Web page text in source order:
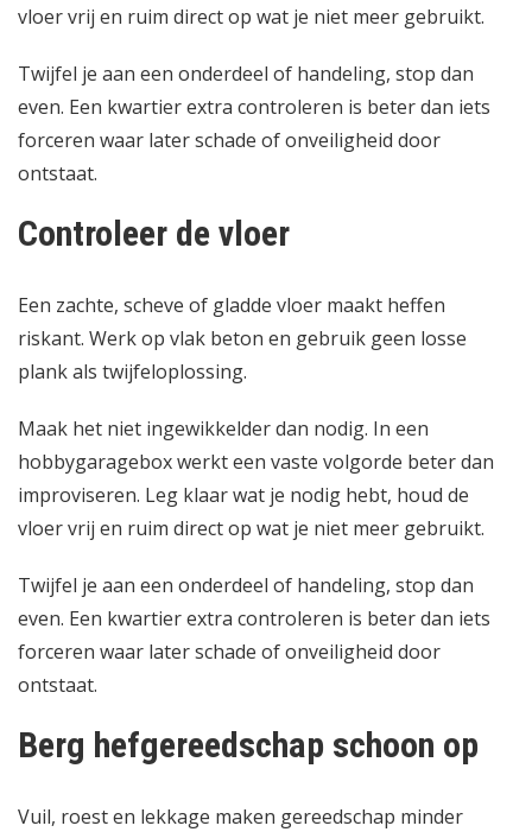
vloer vrij en ruim direct op wat je niet meer gebruikt.
Twijfel je aan een onderdeel of handeling, stop dan
even. Een kwartier extra controleren is beter dan iets
forceren waar later schade of onveiligheid door
ontstaat.
Controleer de vloer
Een zachte, scheve of gladde vloer maakt heffen
riskant. Werk op vlak beton en gebruik geen losse
plank als twijfeloplossing.
Maak het niet ingewikkelder dan nodig. In een
hobbygaragebox werkt een vaste volgorde beter dan
improviseren. Leg klaar wat je nodig hebt, houd de
vloer vrij en ruim direct op wat je niet meer gebruikt.
Twijfel je aan een onderdeel of handeling, stop dan
even. Een kwartier extra controleren is beter dan iets
forceren waar later schade of onveiligheid door
ontstaat.
Berg hefgereedschap schoon op
Vuil, roest en lekkage maken gereedschap minder